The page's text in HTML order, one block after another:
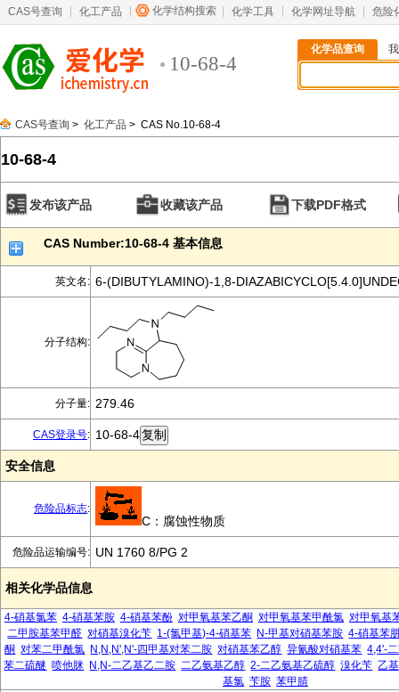
CAS号查询 化工产品 化学结构搜索 化学工具 化学网址导航 危险
10-68-4
化学品查询
CAS号查询 > 化工产品 > CAS No.10-68-4
10-68-4
发布该产品 收藏该产品 下载PDF格式
CAS Number:10-68-4 基本信息
英文名: 6-(DIBUTYLAMINO)-1,8-
分子结构:
分子量: 279.46
CAS登录号: 10-68-4
安全信息
危险品标志:
C：腐蚀性物质
危险品运输编号: UN 1760 8/PG 2
相关化学品信息
4-硝基氯苯 4-硝基苯胺 4-硝基苯酚 对甲氧基苯乙酮 对甲氧基苯甲酰氯 对甲氧基
二甲胺基苯甲醛 对硝基溴化苄 1-(氯甲基)-4-硝基苯 N-甲基对硝基苯胺 4-硝基苯
酮 对苯二甲酰氯 N,N,N',N'-四甲基对苯二胺 对硝基苯乙醇 异氰酸对硝基苯 4,4'-
苯二硫醚 喷他脒 N,N-二乙基乙二胺 二乙氨基乙醇 2-二乙氨基乙硫醇 溴化苄 乙
基氯 苄胺 苯甲腈